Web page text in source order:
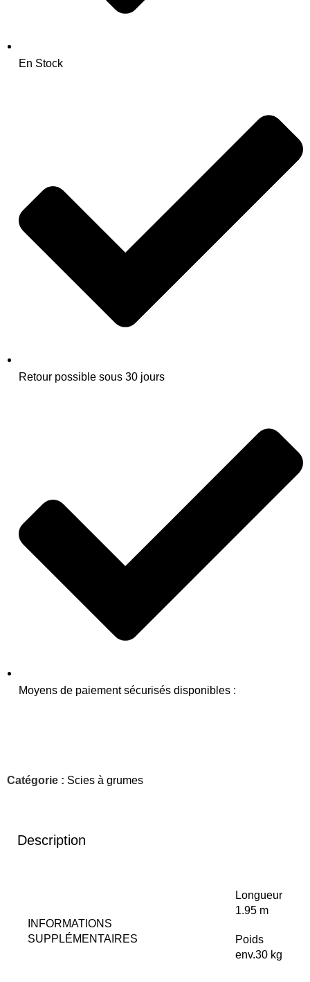
En Stock
Retour possible sous 30 jours
Moyens de paiement sécurisés disponibles :
Catégorie : Scies à grumes
Description
INFORMATIONS
SUPPLÉMENTAIRES
Longueur
1.95 m
Poids
env.30 kg